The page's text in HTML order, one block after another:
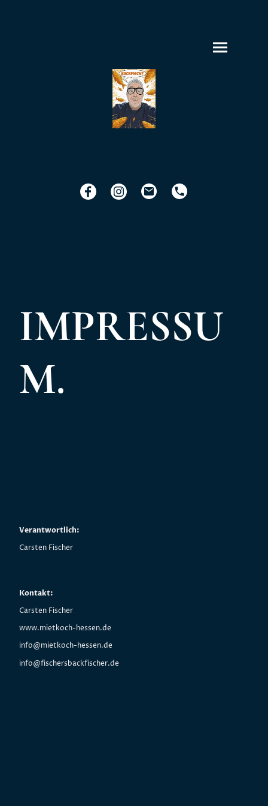
IMPRESSU
M.
Verantwortlich:
Carsten Fischer
Kontakt:
Carsten Fischer
www.mietkoch-hessen.de
info@mietkoch-hessen.de
info@fischersbackfischer.de